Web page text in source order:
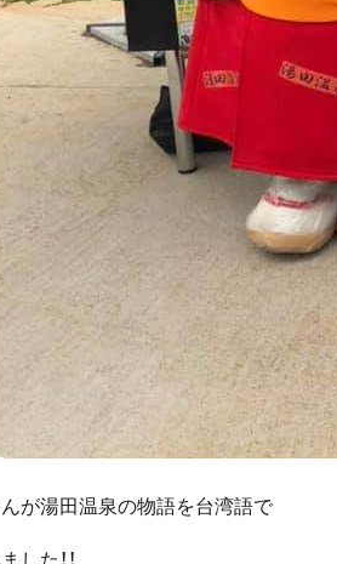
が湯田温泉の物語を台湾語で
た！！